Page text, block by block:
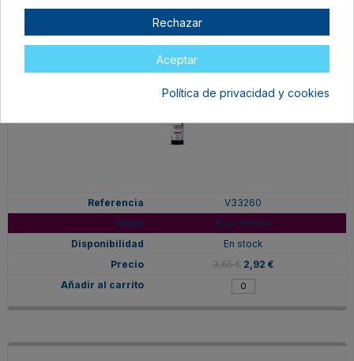
V33260
Rojo Violeta
En stock
3,65 € 2,92 €
Rechazar
Aceptar
Política de privacidad y cookies